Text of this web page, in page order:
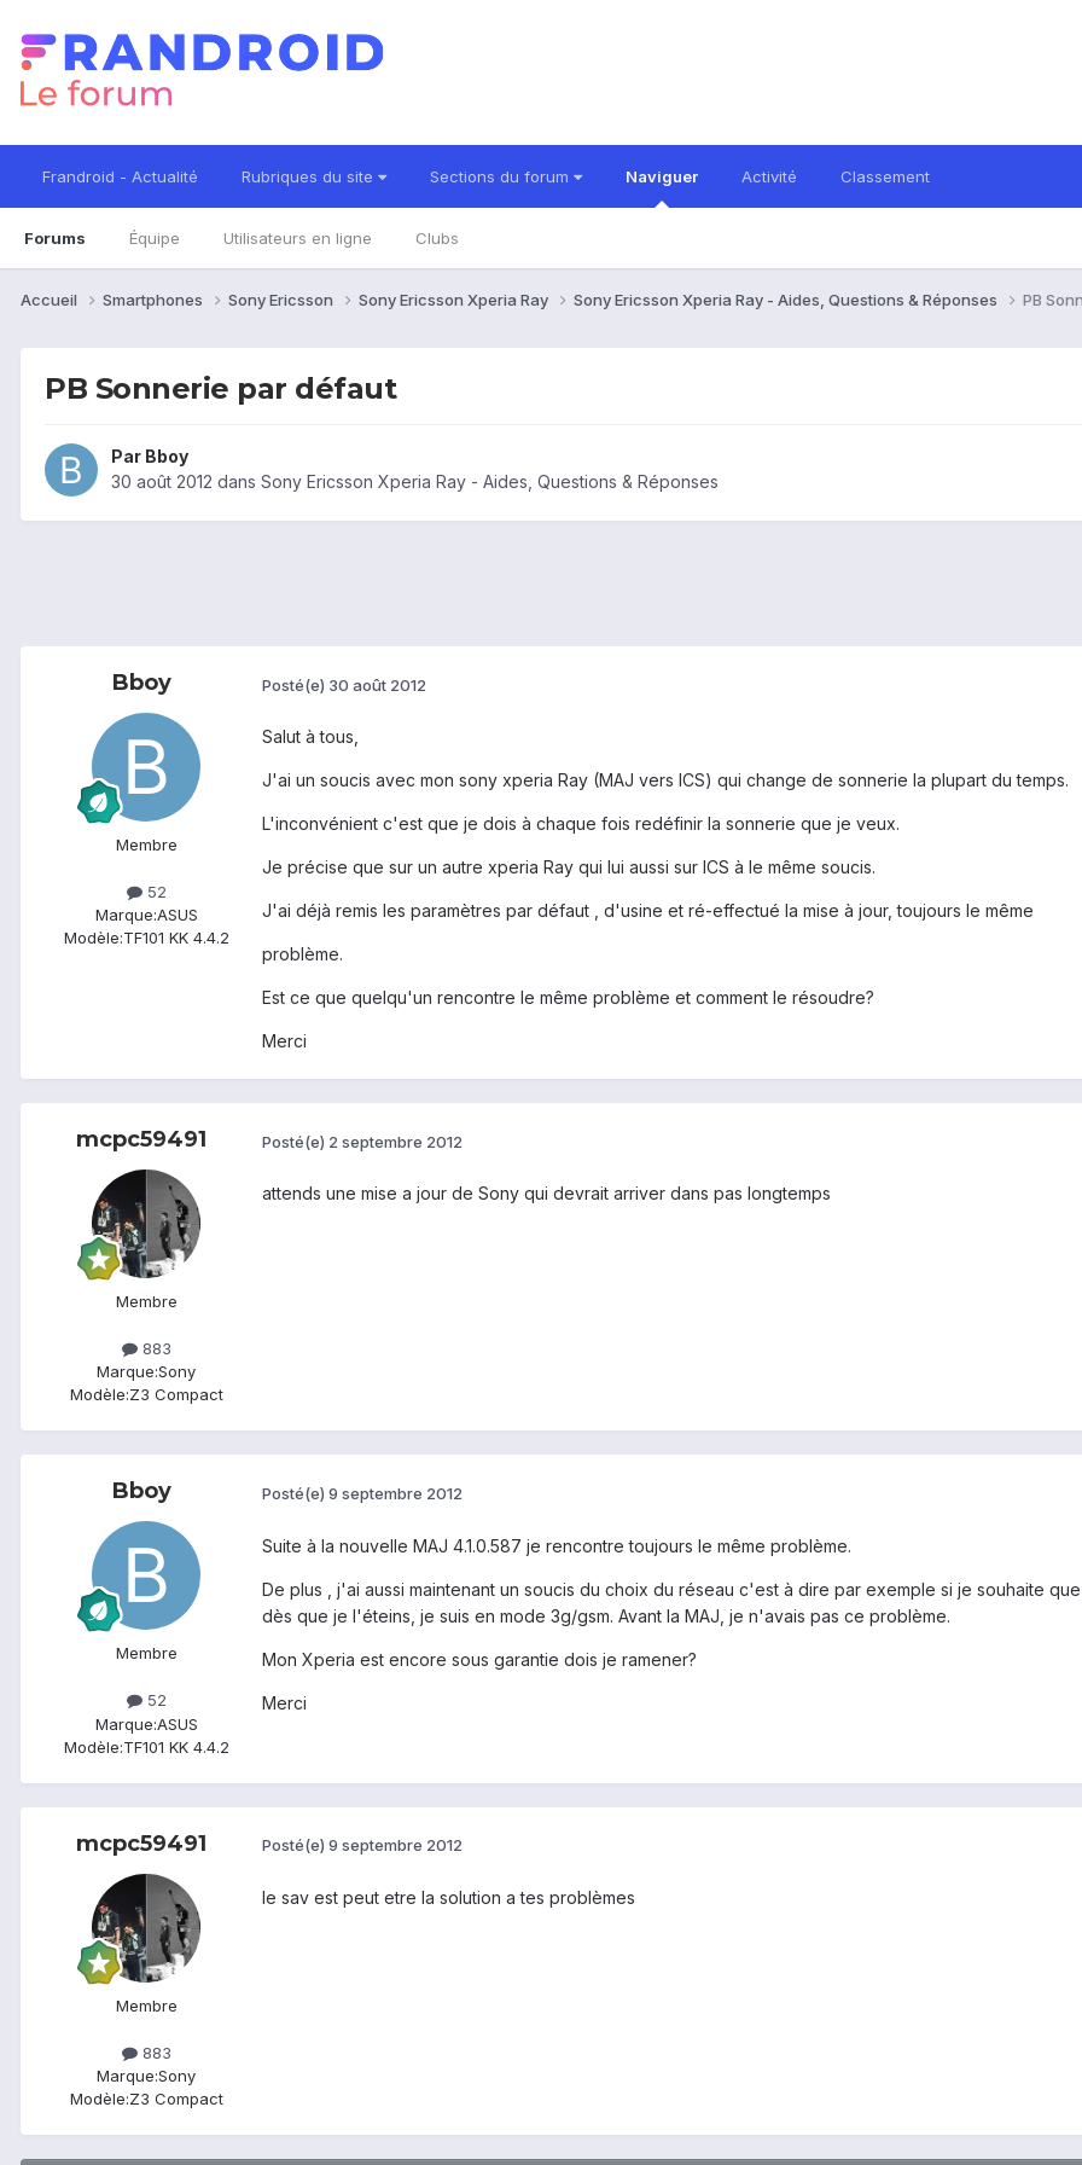
Frandroid - Actualité Rubriques du site Sections du forum Naviguer
Forums Équipe Utilisateurs en ligne Clubs
Activité Classement
Accueil Smartphones Sony Ericsson Sony Ericsson Xperia Ray Sony Ericsson Xperia Ray - Aides, Questions & Réponses PB
PB Sonnerie par défaut
Par Bboy
30 août 2012 dans Sony Ericsson Xperia Ray - Aides, Questions & Réponses
Bboy
Membre
52
Marque:ASUS
Modèle:TF101 KK 4.4.2
Posté(e) 30 août 2012
Salut à tous,
J'ai un soucis avec mon sony xperia Ray (MAJ vers ICS) qui change de sonnerie la plupart du temps.
L'inconvénient c'est que je dois à chaque fois redéfinir la sonnerie que je veux.
Je précise que sur un autre xperia Ray qui lui aussi sur ICS à le même soucis.
J'ai déjà remis les paramètres par défaut , d'usine et ré-effectué la mise à jour, toujours le même
problème.
Est ce que quelqu'un rencontre le même problème et comment le résoudre?
Merci
mcpc59491
Membre
883
Marque:Sony
Modèle:Z3 Compact
Posté(e) 2 septembre 2012
attends une mise a jour de Sony qui devrait arriver dans pas longtemps
Bboy
Membre
52
Marque:ASUS
Modèle:TF101 KK 4.4.2
Posté(e) 9 septembre 2012
Suite à la nouvelle MAJ 4.1.0.587 je rencontre toujours le même problème.
De plus , j'ai aussi maintenant un soucis du choix du réseau c'est à dire par exemple si je souhaite
dès que je l'éteins, je suis en mode 3g/gsm. Avant la MAJ, je n'avais pas ce problème.
Mon Xperia est encore sous garantie dois je ramener?
Merci
mcpc59491
Membre
883
Marque:Sony
Modèle:Z3 Compact
Posté(e) 9 septembre 2012
le sav est peut etre la solution a tes problèmes